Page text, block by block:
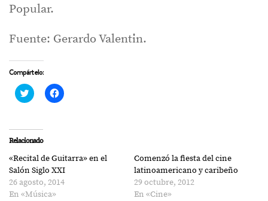
Popular.
Fuente: Gerardo Valentin.
Compártelo:
Haz
clic
Twitter
(Se
abre
en
una
ventana
nueva)
Haz
clic
en
una
ventana
nueva)
Relacionado
«Recital de Guitarra» en el
Salón Siglo XXI
26 agosto, 2014
En «Música»
Comenzó la fiesta del cine
latinoamericano y caribeño
29 octubre, 2012
En «Cine»